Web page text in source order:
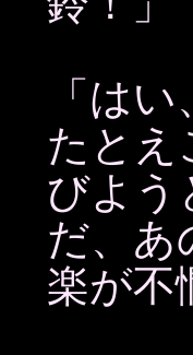
「は
たとえ
びよ
だ、あ
楽が